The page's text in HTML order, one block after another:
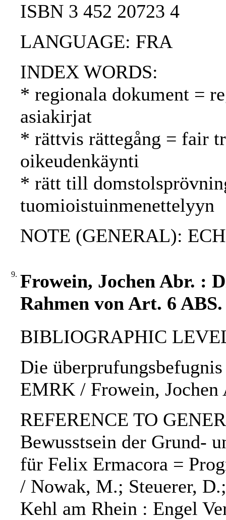
ISBN 3 452 20723 4
LANGUAGE: FRA
INDEX WORDS:
* regionala dokument =
asiakirjat
* rättvis rättegång = fair
oikeudenkäynti
* rätt till
tuomioistuinmenettelyyn
NOTE (GENERAL):
9. Frowein, Jochen Abr. :
Rahmen von Art. 6
BIBLIOGRAPHIC
Die
EMRK / Frowein, Jochen
REFERENCE TO
Bewusstsein der Grund-
für Felix Ermacora =
/ Nowak, M.; Steuerer,
Kehl am Rhein : Engel